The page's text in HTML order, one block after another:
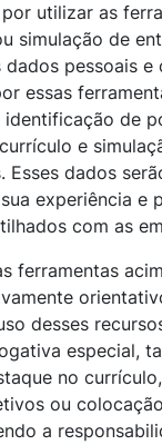
utilizar as
simulação de
dados pessoais e
essas
identificação de
e
Esses dados
experiência e
com as
ferramentas
desses
especial,
no
ou
a